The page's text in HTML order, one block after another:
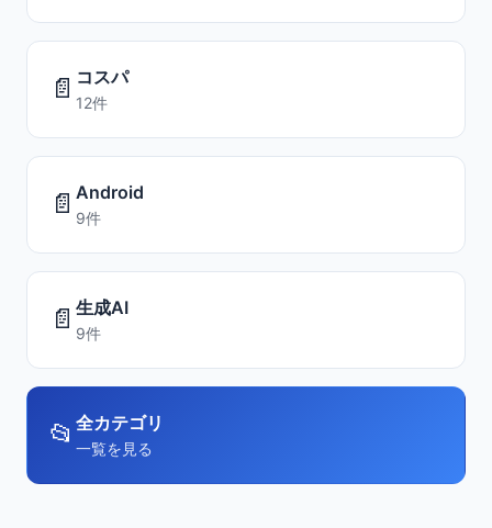
📄 コスパ
12件
📄 Android
9件
📄 生成AI
9件
📂 全カテゴリ
一覧を見る